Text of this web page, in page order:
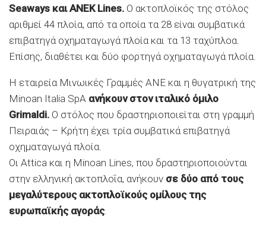
Seaways και ANEK Lines. Ο ακτοπλοϊκός της στόλος
αριθμεί 44 πλοία, από τα οποία τα 28 είναι συμβατικά
επιβατηγά οχηματαγωγά πλοία και τα 13 ταχύπλοα.
Επίσης, διαθέτει και δύο φορτηγά οχηματαγωγά πλοία.
Η εταιρεία Μινωικές Γραμμές ΑΝΕ και η θυγατρική της
Minoan Italia SpA ανήκουν στον ιταλικό όμιλο
Grimaldi. Ο στόλος που δραστηριοποιείται στη γραμμή
Πειραιάς – Κρήτη έχει τρία συμβατικά επιβατηγά
οχηματαγωγά πλοία.
Οι Attica και η Minoan Lines, που δραστηριοποιούνται
στην ελληνική ακτοπλοΐα, ανήκουν σε δύο από τους
μεγαλύτερους ακτοπλοϊκούς ομίλους της
ευρωπαϊκής αγοράς.